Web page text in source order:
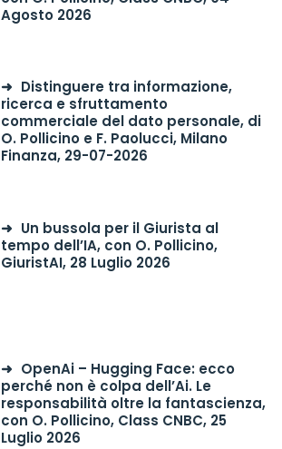
Agosto 2026
Distinguere tra informazione,
ricerca e sfruttamento
commerciale del dato personale, di
O. Pollicino e F. Paolucci, Milano
Finanza, 29-07-2026
Un bussola per il Giurista al
tempo dell’IA, con O. Pollicino,
GiuristAI, 28 Luglio 2026
OpenAi – Hugging Face: ecco
perché non è colpa dell’Ai. Le
responsabilità oltre la fantascienza,
con O. Pollicino, Class CNBC, 25
Luglio 2026